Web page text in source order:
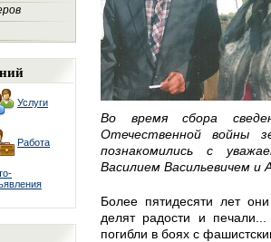
Услуги
Работа
Во время сбора
Отечественной войны
познакомились с
Василием Васильевичем и
Более пятидесяти лет
делят радости и
погибли в боях с